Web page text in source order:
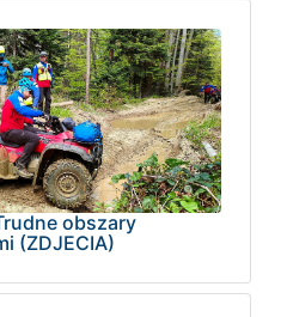
obszary
(ZDJECIA)